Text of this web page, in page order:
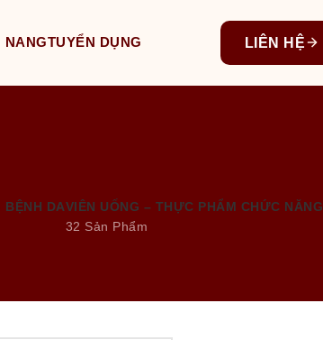
NANGTUYỂN DỤNG LIÊN HỆ
BỆNH DAVIÊN UỐNG – THỰC PHẨM CHỨC NĂNG
32 Sản Phẩm